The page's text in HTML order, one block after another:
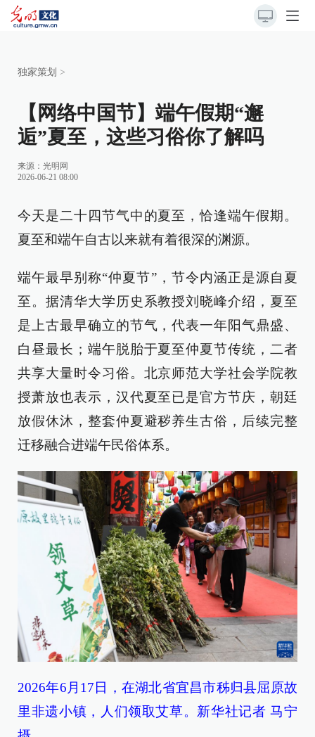
独家策划 >
【网络中国节】端午假期“邂
逅”夏至，这些习俗你了解吗
来源： 光明网
2026-06-21 08:00
今天是二十四节气中的夏至，恰逢端午假期。
夏至和端午自古以来就有着很深的渊源。
端午最早别称“仲夏节”，节令内涵正是源自夏
至。据清华大学历史系教授刘晓峰介绍，夏至
是上古最早确立的节气，代表一年阳气鼎盛、
白昼最长；端午脱胎于夏至仲夏节传统，二者
共享大量时令习俗。北京师范大学社会学院教
授萧放也表示，汉代夏至已是官方节庆，朝廷
放假休沐，整套仲夏避秽养生古俗，后续完整
迁移融合进端午民俗体系。
2026年6月17日，在湖北省宜昌市秭归县屈原故
里非遗小镇，人们领取艾草。新华社记者 马宁